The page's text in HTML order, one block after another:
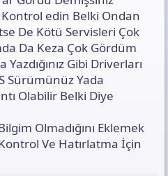
edin Belki Ondan
De Kötü Servisleri Çok
Da Keza Çok Gördüm
Gibi Driverları
Sürümünüz Yada
Olabilir Belki Diye
Olmadığını Eklemek
Ve Hatırlatma İçin